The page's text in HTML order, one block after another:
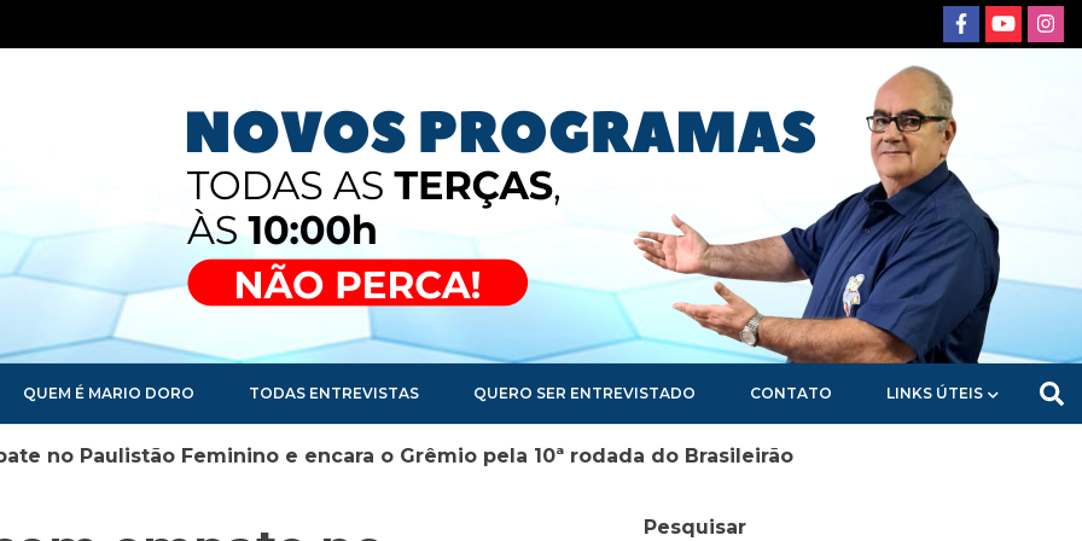
QUEM É MARIO DORO TODAS ENTREVISTAS QUERO SER ENTREVISTADO CONTATO LINKS ÚTEIS
no Paulistão Feminino e encara o Grêmio pela 10ª rodada do Brasileirão
Pesquisar